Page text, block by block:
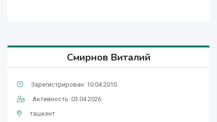
Cмирнов Виталий
Зарегистрирован: 10.04.2010
Активность: 03.04.2026
ташкент